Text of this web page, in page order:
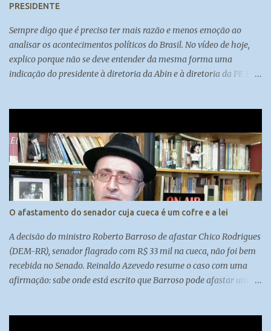
PRESIDENTE
Sempre digo que é preciso ter mais razão e menos emoção ao
analisar os acontecimentos políticos do Brasil. No vídeo de hoje,
explico porque não se deve entender da mesma forma uma
indicação do presidente à diretoria da Abin e à diretoria da PF. E
O afastamento do senador cuja cueca é um cofre e a lei
A decisão do ministro Roberto Barroso de afastar Chico Rodrigues
(DEM-RR), senador flagrado com R$ 33 mil na cueca, não foi bem
recebida no Senado. Reinaldo Azevedo resume o caso com uma
afirmação: sabe onde está escrito que Barroso pode afastar um